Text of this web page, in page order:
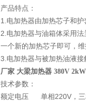
产品特点：
1.电加热器由加热芯子和
2.电加热器与油箱体采用
一个新的加热芯子即可，维
3.电加热器与被加热油液
厂家 大梁加热器 380V 2kW
技术参数：
额定电压 单相220V，三